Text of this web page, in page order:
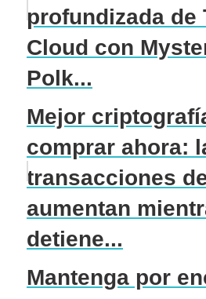
profundizada de
Cloud con
Polk...
Mejor
comprar ahora:
transacciones
aumentan
detiene...
Mantenga por